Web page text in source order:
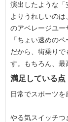
演出したような「
よりうれしいの
のアベレージユー
「ちょい速めの
だから、街乗りで
す。もちろん、最
満足している点
日常でスポーツを
やる気スイッチつ